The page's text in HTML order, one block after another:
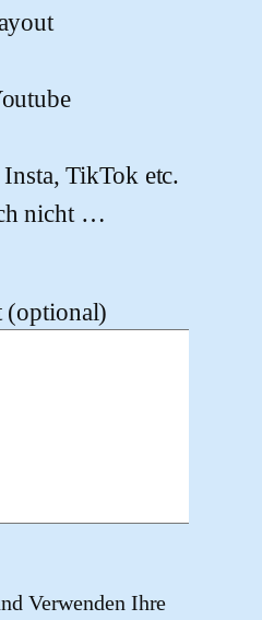
TikTok etc.
nicht …
(optional)
Verwenden Ihre